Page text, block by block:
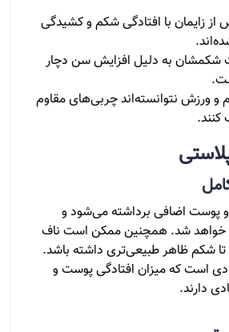
زایمان با افتادگی شکم و کشیدگی
شکمشان به دلیل افزایش سن دچار
و ورزش نتوانسته‌اند چربی‌های مقاوم
کنند.
مقدار زیادی از چربی و پوست اضافی برداشته می‎‌شود و
شد. همچنین ممکن است ناف
تا شکم ظاهر طبیعی‌تری داشته باشد.
است که میزان افتادگی پوست و
دارند.